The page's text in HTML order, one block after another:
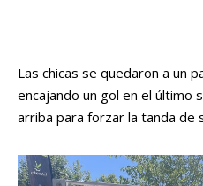
Las chicas se quedaron a un
encajando un gol en el último
arriba para forzar la tanda de